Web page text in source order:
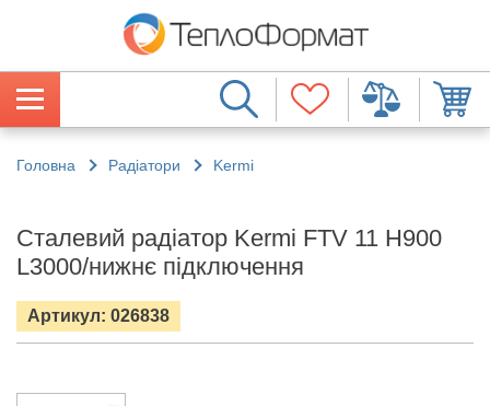
Головна Радіатори Kermi
Сталевий радіатор Kermi FTV 11 H900
L3000/нижнє підключення
Артикул: 026838